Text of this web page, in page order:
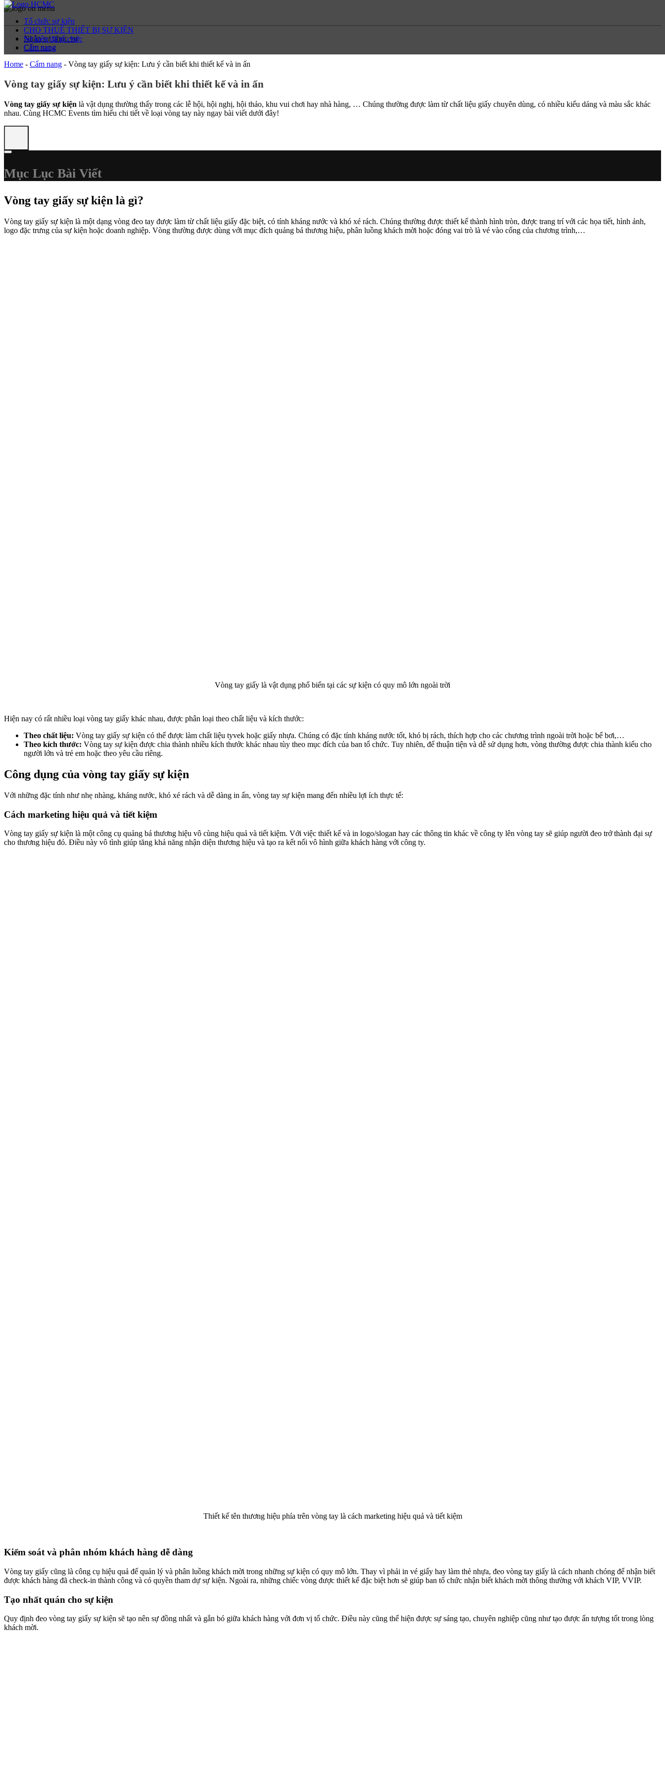
Nhân sự phục vụ
Cẩm nang
Tổ chức sự kiện
CHO THUÊ THIẾT BỊ SỰ KIỆN
Sự kiện đã tổ chức
Cẩm nang
Home - Cẩm nang - Vòng tay giấy sự kiện: Lưu ý cần biết khi thiết kế và in ấn
Vòng tay giấy sự kiện: Lưu ý cần biết khi thiết kế và in ấn
Vòng tay giấy sự kiện là vật dụng thường thấy trong các lễ hội, hội nghị, hội thảo, khu vui chơi hay nhà hàng, … Chúng thường được làm từ chất liệu giấy chuyên dùng, có nhiều kiểu dáng và màu sắc khác
nhau. Cùng HCMC Events tìm hiểu chi tiết về loại vòng tay này ngay bài viết dưới đây!
Mục Lục Bài Viết
Vòng tay giấy sự kiện là gì?
Vòng tay giấy sự kiện là một dạng vòng đeo tay được làm từ chất liệu giấy đặc biệt, có tính kháng nước và khó xé rách. Chúng thường được thiết kế thành hình tròn, được trang trí với các họa tiết, hình ảnh,
logo đặc trưng của sự kiện hoặc doanh nghiệp. Vòng thường được dùng với mục đích quảng bá thương hiệu, phân luồng khách mời hoặc đóng vai trò là vé vào cổng của chương trình,…
Vòng tay giấy là vật dụng phổ biến tại các sự kiện có quy mô lớn ngoài trời
Hiện nay có rất nhiều loại vòng tay giấy khác nhau, được phân loại theo chất liệu và kích thước:
Theo chất liệu: Vòng tay giấy sự kiện có thể được làm chất liệu tyvek hoặc giấy nhựa. Chúng có đặc tính kháng nước tốt, khó bị rách, thích hợp cho các chương trình ngoài trời hoặc bể bơi,…
Theo kích thước: Vòng tay sự kiện được chia thành nhiều kích thước khác nhau tùy theo mục đích của ban tổ chức. Tuy nhiên, để thuận tiện và dễ sử dụng hơn, vòng thường được chia thành kiểu cho
người lớn và trẻ em hoặc theo yêu cầu riêng.
Công dụng của vòng tay giấy sự kiện
Với những đặc tính như nhẹ nhàng, kháng nước, khó xé rách và dễ dàng in ấn, vòng tay sự kiện mang đến nhiều lợi ích thực tế:
Cách marketing hiệu quả và tiết kiệm
Vòng tay giấy sự kiện là một công cụ quảng bá thương hiệu vô cùng hiệu quả và tiết kiệm. Với việc thiết kế và in logo/slogan hay các thông tin khác về công ty lên vòng tay sẽ giúp người đeo trở thành đại sự
cho thương hiệu đó. Điều này vô tình giúp tăng khả năng nhận diện thương hiệu và tạo ra kết nối vô hình giữa khách hàng với công ty.
Thiết kế tên thương hiệu phía trên vòng tay là cách marketing hiệu quả và tiết kiệm
Kiểm soát và phân nhóm khách hàng dễ dàng
Vòng tay giấy cũng là công cụ hiệu quả để quản lý và phân luồng khách mời trong những sự kiện có quy mô lớn. Thay vì phải in vé giấy hay làm thẻ nhựa, đeo vòng tay giấy là cách nhanh chóng để nhận biết
được khách hàng đã check-in thành công và có quyền tham dự sự kiện. Ngoài ra, những chiếc vòng được thiết kế đặc biệt hơn sẽ giúp ban tổ chức nhận biết khách mời thông thường với khách VIP, VVIP.
Tạo nhất quán cho sự kiện
Quy định đeo vòng tay giấy sự kiện sẽ tạo nên sự đồng nhất và gắn bó giữa khách hàng với đơn vị tổ chức. Điều này cũng thể hiện được sự sáng tạo, chuyên nghiệp cũng như tạo được ấn tượng tốt trong lòng
khách mời.